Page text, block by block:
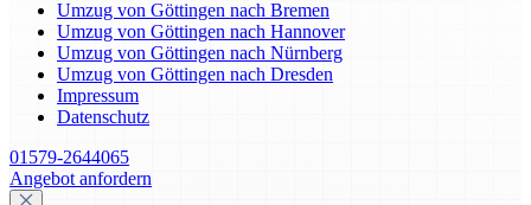
Umzug von Göttingen nach Bremen
Umzug von Göttingen nach Hannover
Umzug von Göttingen nach Nürnberg
Umzug von Göttingen nach Dresden
Impressum
Datenschutz
01579-2644065
Angebot anfordern